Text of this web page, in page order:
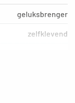
geluksbrenger
zelfklevend